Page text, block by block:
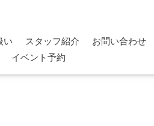
い スタッフ紹介
お問い合わせ
イベント予約